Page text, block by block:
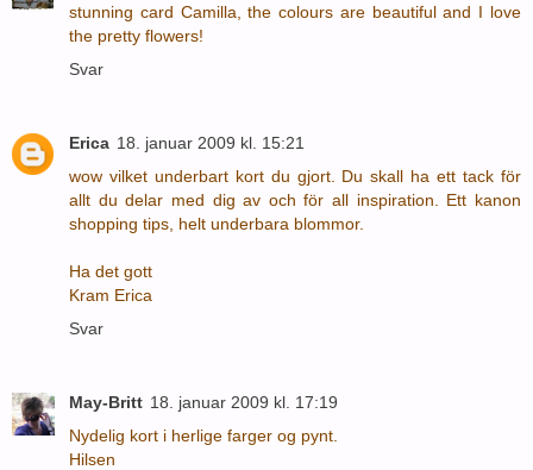
stunning card Camilla, the colours are beautiful and I love
the pretty flowers!
Svar
Erica 18. januar 2009 kl. 15:21
wow vilket underbart kort du gjort. Du skall ha ett tack för
allt du delar med dig av och för all inspiration. Ett kanon
shopping tips, helt underbara blommor.
Ha det gott
Kram Erica
Svar
May-Britt 18. januar 2009 kl. 17:19
Nydelig kort i herlige farger og pynt.
Hilsen